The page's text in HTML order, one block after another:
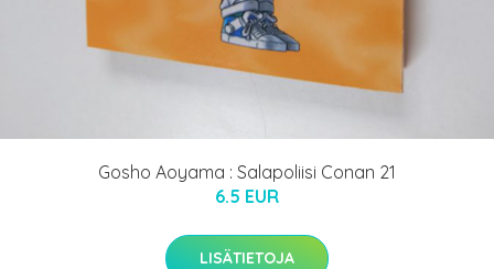
Gosho Aoyama : Salapoliisi Conan 21
6.5 EUR
LISÄTIETOJA